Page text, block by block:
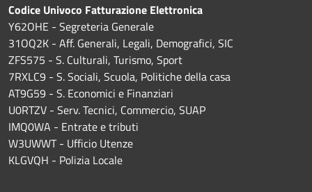
Codice Univoco Fatturazione Elettronica
Y62OHE - Segreteria Generale
31OQ2K - Aff. Generali, Legali, Demografici, SIC
ZFS575 - S. Culturali, Turismo, Sport
7RXLC9 - S. Sociali, Scuola, Politiche della casa
AT9G59 - S. Economici e Finanziari
U0RTZV - Serv. Tecnici, Commercio, SUAP
IMQ0WA - Entrate e tributi
W3UWWT - Ufficio Utenze
KLGVQH - Polizia Locale